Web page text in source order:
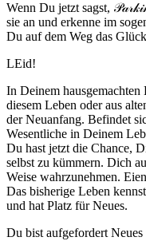
Wenn Du jetzt sagst,
sie an und erkenne im
Du auf dem Weg das
LEid!
In Deinem
diesem Leben oder aus
der Neuanfang. Befindet
Wesentliche in Deinem
Du hast jetzt die Chance,
selbst zu kümmern. Dich
Weise wahrzunehmen.
Das bisherige Leben
und hat Platz für Neues.
Du bist aufgefordert